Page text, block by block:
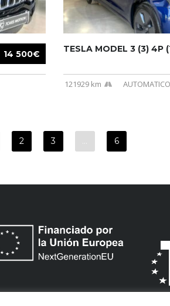
14 500€ TESLA MODEL 3 (3) 4P
121929 km AUTOMATICO
2 3 … 6